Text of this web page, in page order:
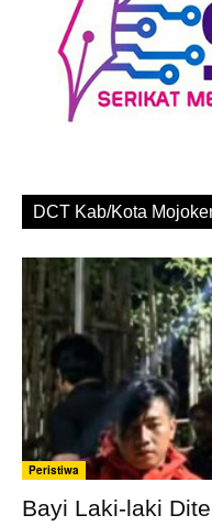
DCT Kab/Kota
Peristiwa
Bayi Laki-laki